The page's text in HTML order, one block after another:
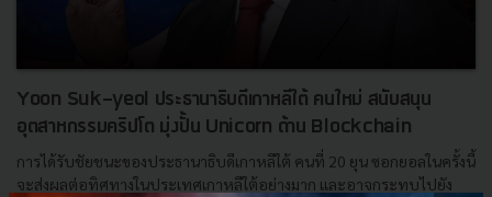
Yoon Suk-yeol ประธานาธิบดีเกาหลีใต้ คนใหม่ สนับสนุน
อุตสาหกรรมคริปโต มุ่งปั้น Unicorn ด้าน Blockchain
การได้รับชัยชนะของประธานาธิบดีเกาหลีใต้ คนที่ 20 ยุน ซอกยอลในครั้งนี้
จะส่งผลต่อทิศทางในประเทศเกาหลีใต้อย่างมาก และอาจกระทบไปยัง